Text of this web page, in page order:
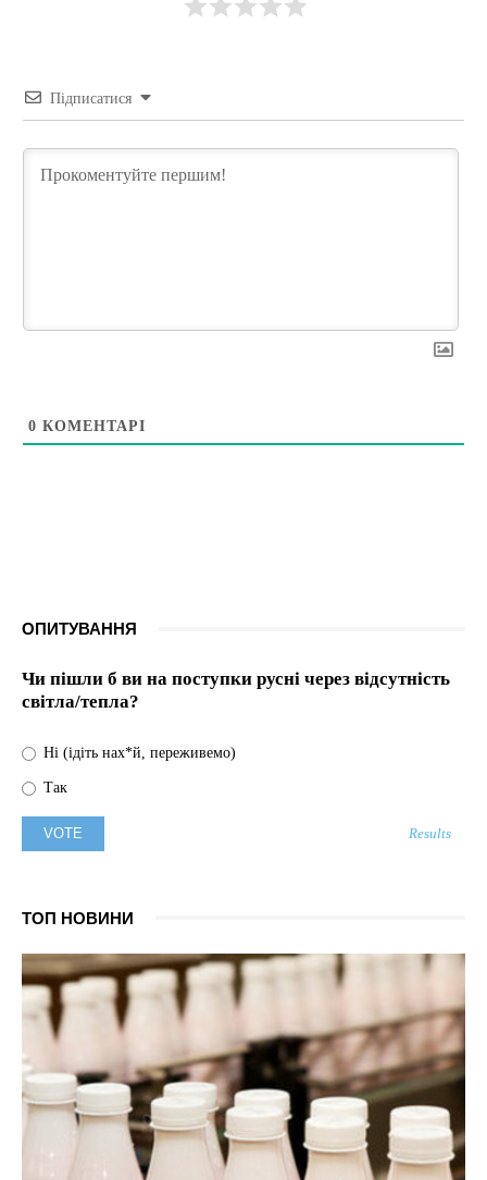
Підписатися
0 КОМЕНТАРІ
ОПИТУВАННЯ
Чи пішли б ви на поступки русні через відсутність
світла/тепла?
Ні (ідіть нах*й, переживемо)
Так
Results
ТОП НОВИНИ